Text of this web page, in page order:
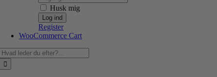
Husk mig
Register
WooCommerce Cart